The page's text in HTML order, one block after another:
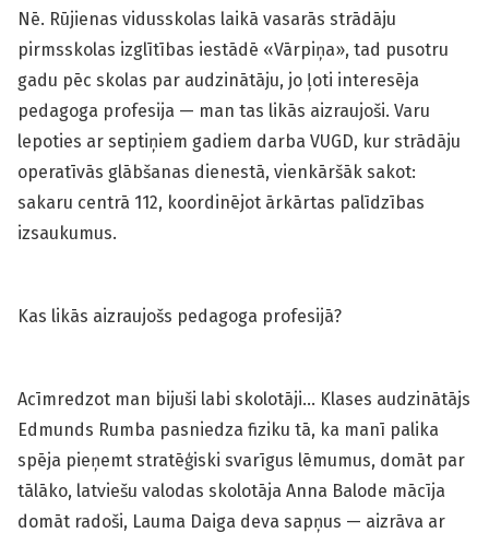
Nē. Rūjienas vidusskolas laikā vasarās strādāju
pirmsskolas izglītības iestādē «Vārpiņa», tad pusotru
gadu pēc skolas par audzinātāju, jo ļoti interesēja
pedagoga profesija — man tas likās aizraujoši. Varu
lepoties ar septiņiem gadiem darba VUGD, kur strādāju
operatīvās glābšanas dienestā, vienkāršāk sakot:
sakaru centrā 112, koordinējot ārkārtas palīdzības
izsaukumus.
Kas likās aizraujošs pedagoga profesijā?
Acīmredzot man bijuši labi skolotāji… Klases audzinātājs
Edmunds Rumba pasniedza fiziku tā, ka manī palika
spēja pieņemt stratēģiski svarīgus lēmumus, domāt par
tālāko, latviešu valodas skolotāja Anna Balode mācīja
domāt radoši, Lauma Daiga deva sapņus — aizrāva ar